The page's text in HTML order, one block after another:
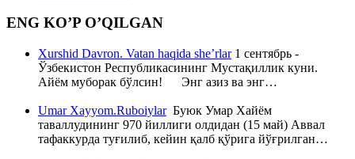
ENG KO’P O’QILGAN
Xurshid Davron. Vatan haqida she’rlar1 сентябрь -
Ўзбекистон Республикасининг Мустақиллик куни.
Айём муборак бўлсин! Энг азиз ва энг…
Umar Xayyom.RuboiylarБуюк Умар Хайём
таваллудининг 970 йиллиги олдидан (15 май) Аввал
тафаккурда туғилиб, кейин қалб қўрига йўғрилган…